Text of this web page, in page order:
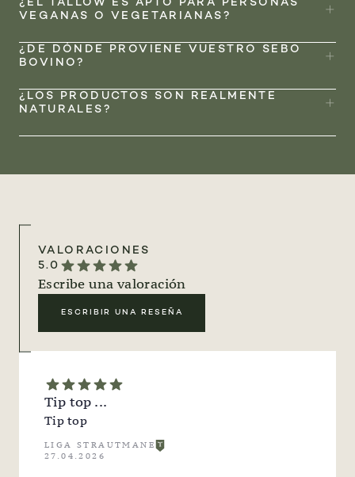
¿EL TALLOW ES APTO PARA PERSONAS
VEGANAS O VEGETARIANAS?
¿DE DÓNDE PROVIENE VUESTRO SEBO
BOVINO?
¿LOS PRODUCTOS SON REALMENTE
NATURALES?
VALORACIONES
5.0
Escribe una valoración
ESCRIBIR UNA RESEÑA
Tip top ...
Tip top
LIGA STRAUTMANE
27.04.2026